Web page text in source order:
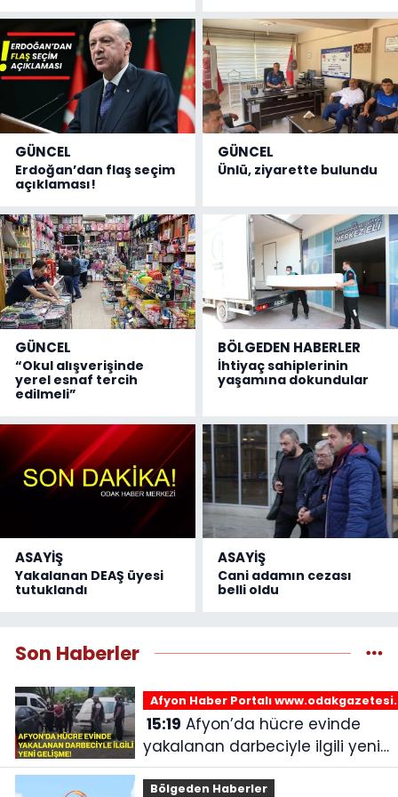
GÜNCEL
Erdoğan’dan flaş seçim
açıklaması!
GÜNCEL
Ünlü, ziyarette bulundu
GÜNCEL
“Okul alışverişinde
yerel esnaf tercih
edilmeli”
BÖLGEDEN HABERLER
İhtiyaç sahiplerinin
yaşamına dokundular
ASAYİŞ
Yakalanan DEAŞ üyesi
tutuklandı
ASAYİŞ
Cani adamın cezası
belli oldu
Son Haberler
Afyon Haber Portalı
15:19
yakalanan darbeciyle ilgili yeni
gelişme!
Bölgeden Haberler